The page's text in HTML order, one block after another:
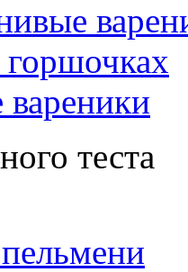
теста